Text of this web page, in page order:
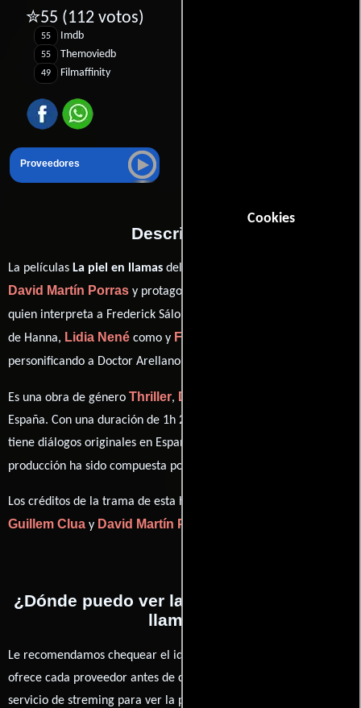
Cookies
✮55 (112 votos)
55 Imdb
55 Themoviedb
49 Filmaffinity
Proveedores
Descripción
La películas La piel en llamas del año 2022, está dirigida por
David Martín Porras y protagonizada por
quien interpreta a Frederick Sálomon,
de Hanna, Lidia Nené como y Fernando Tejero
personificando a Doctor Arellano (
Es una obra de género Thriller, Drama
España. Con una duración de 1h 27m (87 minutos), esta película
tiene diálogos originales en Español
producción ha sido compuesta por
Los créditos de la trama de esta historia están divididos entre
Guillem Clua y David Martín Porras
¿Dónde puedo ver la películas La piel en
llamas?
Le recomendamos chequear el idioma, doblaje o subtítulos que
ofrece cada proveedor antes de comprar, alquilar o contratar un
servicio de streming para ver la películas.